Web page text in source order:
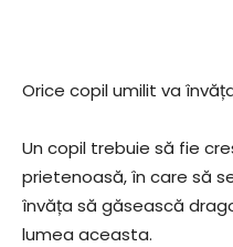
Orice copil umilit va
Un copil trebuie să fie
prietenoasă, în care să
învăța să găsească
lumea aceasta.